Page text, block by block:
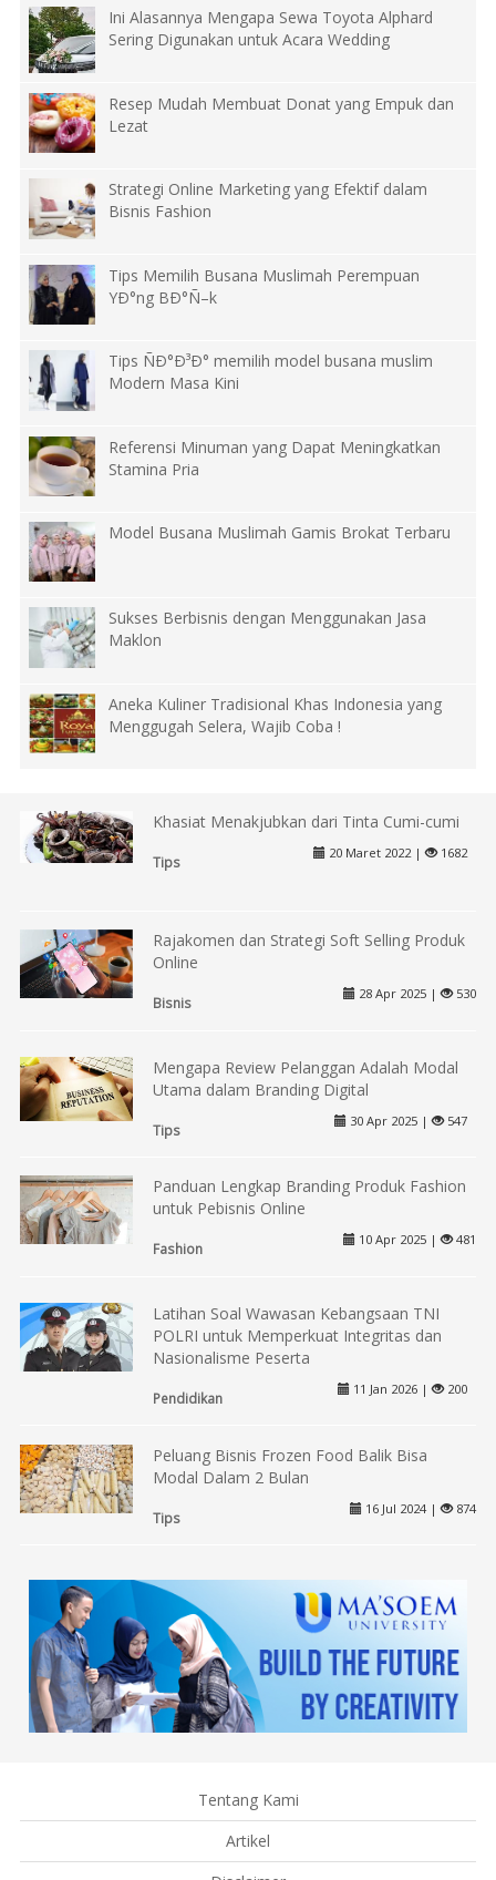
Ini Alasannya Mengapa Sewa Toyota Alphard
Sering Digunakan untuk Acara Wedding
Resep Mudah Membuat Donat yang Empuk dan
Lezat
Strategi Online Marketing yang Efektif dalam
Bisnis Fashion
Tips Memilih Busana Muslimah Perempuan
YÐ°ng BÐ°Ñ–k
Tips ÑÐ°Ð³Ð° memilih model busana muslim
Modern Masa Kini
Referensi Minuman yang Dapat Meningkatkan
Stamina Pria
Model Busana Muslimah Gamis Brokat Terbaru
Sukses Berbisnis dengan Menggunakan Jasa
Maklon
Aneka Kuliner Tradisional Khas Indonesia yang
Menggugah Selera, Wajib Coba !
Khasiat Menakjubkan dari Tinta Cumi-cumi
Tips
20 Maret 2022 | 1682
Rajakomen dan Strategi Soft Selling Produk
Online
Bisnis
28 Apr 2025 | 530
Mengapa Review Pelanggan Adalah Modal
Utama dalam Branding Digital
Tips
30 Apr 2025 | 547
Panduan Lengkap Branding Produk Fashion
untuk Pebisnis Online
Fashion
10 Apr 2025 | 481
Latihan Soal Wawasan Kebangsaan TNI
POLRI untuk Memperkuat Integritas dan
Nasionalisme Peserta
Pendidikan
11 Jan 2026 | 200
Peluang Bisnis Frozen Food Balik Bisa
Modal Dalam 2 Bulan
Tips
16 Jul 2024 | 874
Tentang Kami
Artikel